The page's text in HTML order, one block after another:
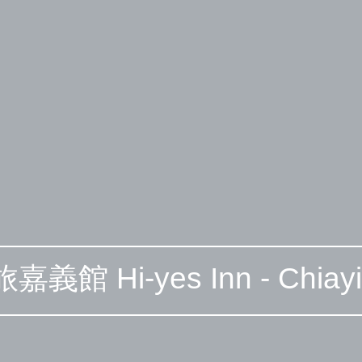
嘉義館 Hi-yes Inn -